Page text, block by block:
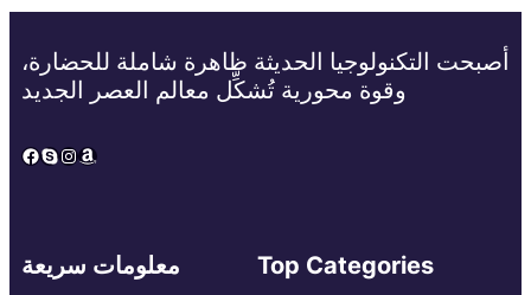
أصبحت التكنولوجيا الحديثة ظاهرة شاملة للحضارة،
وقوة محورية تُشكِّل معالم العصر الجديد
Facebook
Skype
Instagram
Amazon
معلومات سريعة Top Categories